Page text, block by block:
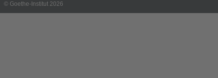
© Goethe-Institut 2026